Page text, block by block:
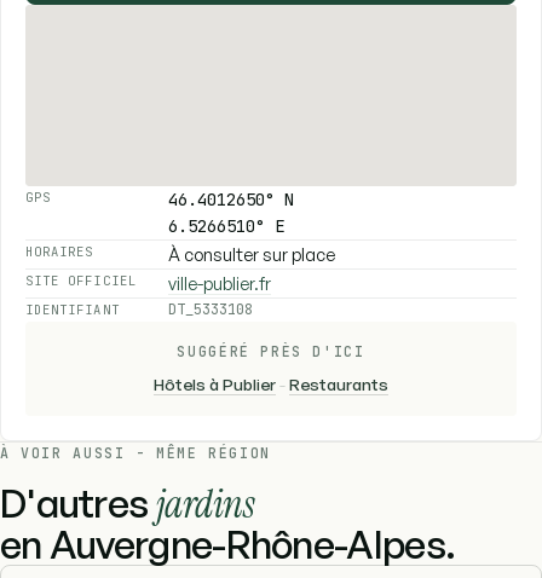
GPS
46.4012650° N
6.5266510° E
HORAIRES À consulter sur place
SITE OFFICIEL ville-publier.fr
IDENTIFIANT DT_5333108
SUGGÉRÉ PRÈS D'ICI
Hôtels à Publier-Restaurants
À VOIR AUSSI - MÊME RÉGION
D'autresjardins
en Auvergne-Rhône-Alpes.